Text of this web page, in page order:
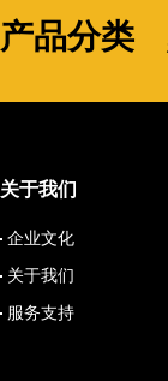
产品分类
关于我们
企业文化
关于我们
服务支持